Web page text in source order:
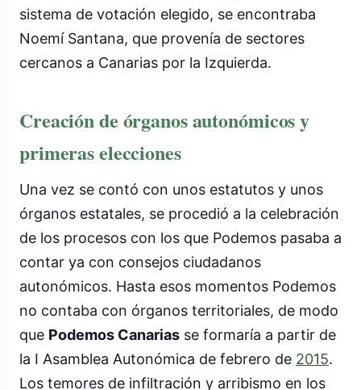
sistema de votación elegido, se encontraba
Noemí Santana, que provenía de sectores
cercanos a Canarias por la Izquierda.
Creación de órganos autonómicos y
primeras elecciones
Una vez se contó con unos estatutos y unos
órganos estatales, se procedió a la celebración
de los procesos con los que Podemos pasaba a
contar ya con consejos ciudadanos
autonómicos. Hasta esos momentos Podemos
no contaba con órganos territoriales, de modo
que Podemos Canarias se formaría a partir de
la I Asamblea Autonómica de febrero de 2015.
Los temores de infiltración y arribismo en los